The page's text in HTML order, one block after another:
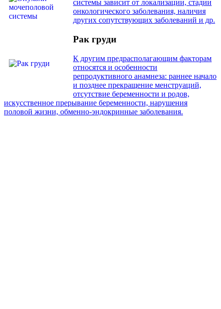
системы зависит от локализации, стадии
онкологического заболевания, наличия
других сопутствующих заболеваний и др.
Рак груди
К другим предрасполагающим факторам
относятся и особенности
репродуктивного анамнеза: раннее начало
и позднее прекращение менструаций,
отсутствие беременности и родов,
искусственное прерывание беременности, нарушения
половой жизни, обменно-эндокринные заболевания.